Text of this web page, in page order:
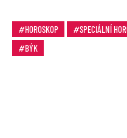
HOROSKOP SPECIÁLNÍ
BÝK